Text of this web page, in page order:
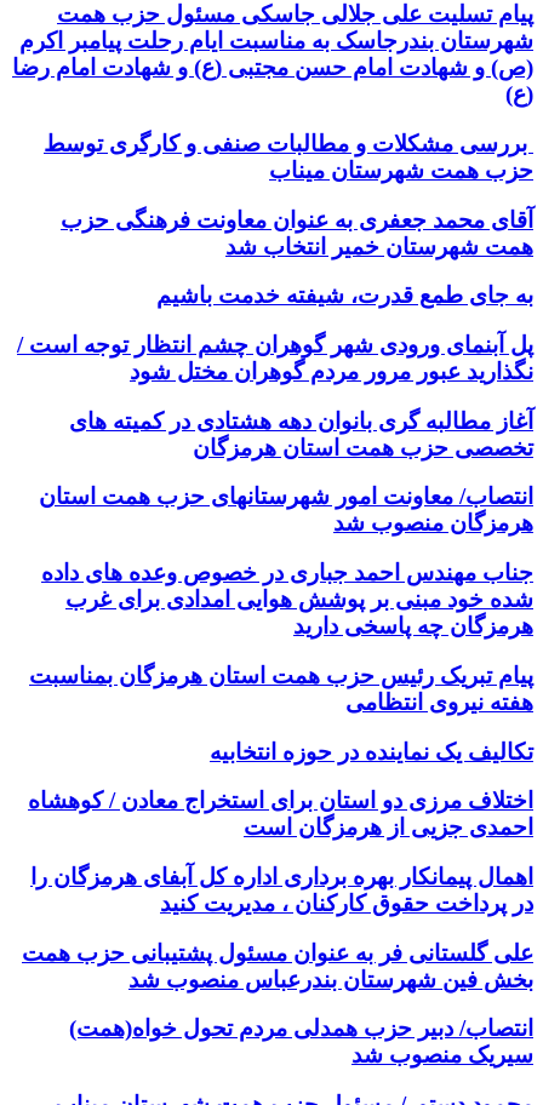
پیام تسلیت علی جلالی جاسکی مسئول حزب همت
شهرستان بندرجاسک به مناسبت ایام رحلت پیامبر اکرم
(ص) و شهادت امام حسن مجتبی (ع) و شهادت امام رضا
(ع)
بررسی مشکلات و مطالبات صنفی و کارگری توسط
حزب همت شهرستان میناب
آقای محمد جعفری به عنوان معاونت فرهنگی حزب
همت شهرستان خمیر انتخاب شد
به جای طمع قدرت، شیفته خدمت باشیم
پل آبنمای ورودی شهر گوهران چشم انتظار توجه است /
نگذارید عبور مرور مردم گوهران مختل شود
آغاز مطالبه گری بانوان دهه هشتادی در کمیته های
تخصصی حزب همت استان هرمزگان
انتصاب/ معاونت امور شهرستانهای حزب همت استان
هرمزگان منصوب شد
جناب مهندس احمد جباری در خصوص وعده های داده
شده خود مبنی بر پوشش هوایی امدادی برای غرب
هرمزگان چه پاسخی دارید
پیام تبریک رئیس حزب همت استان هرمزگان بمناسبت
هفته نیروی انتظامی
تکالیف یک نماینده در حوزه انتخابیه
اختلاف مرزی دو استان برای استخراج معادن / کوهشاه
احمدی جزیی از هرمزگان است
اهمال پیمانکار بهره برداری اداره کل آبفای هرمزگان را
در پرداخت حقوق کارکنان ، مدیریت کنید
علی گلستانی فر به عنوان مسئول پشتیبانی حزب همت
بخش فین شهرستان بندرعباس منصوب شد
انتصاب/ دبیر حزب همدلی مردم تحول خواه(همت)
سیریک منصوب شد